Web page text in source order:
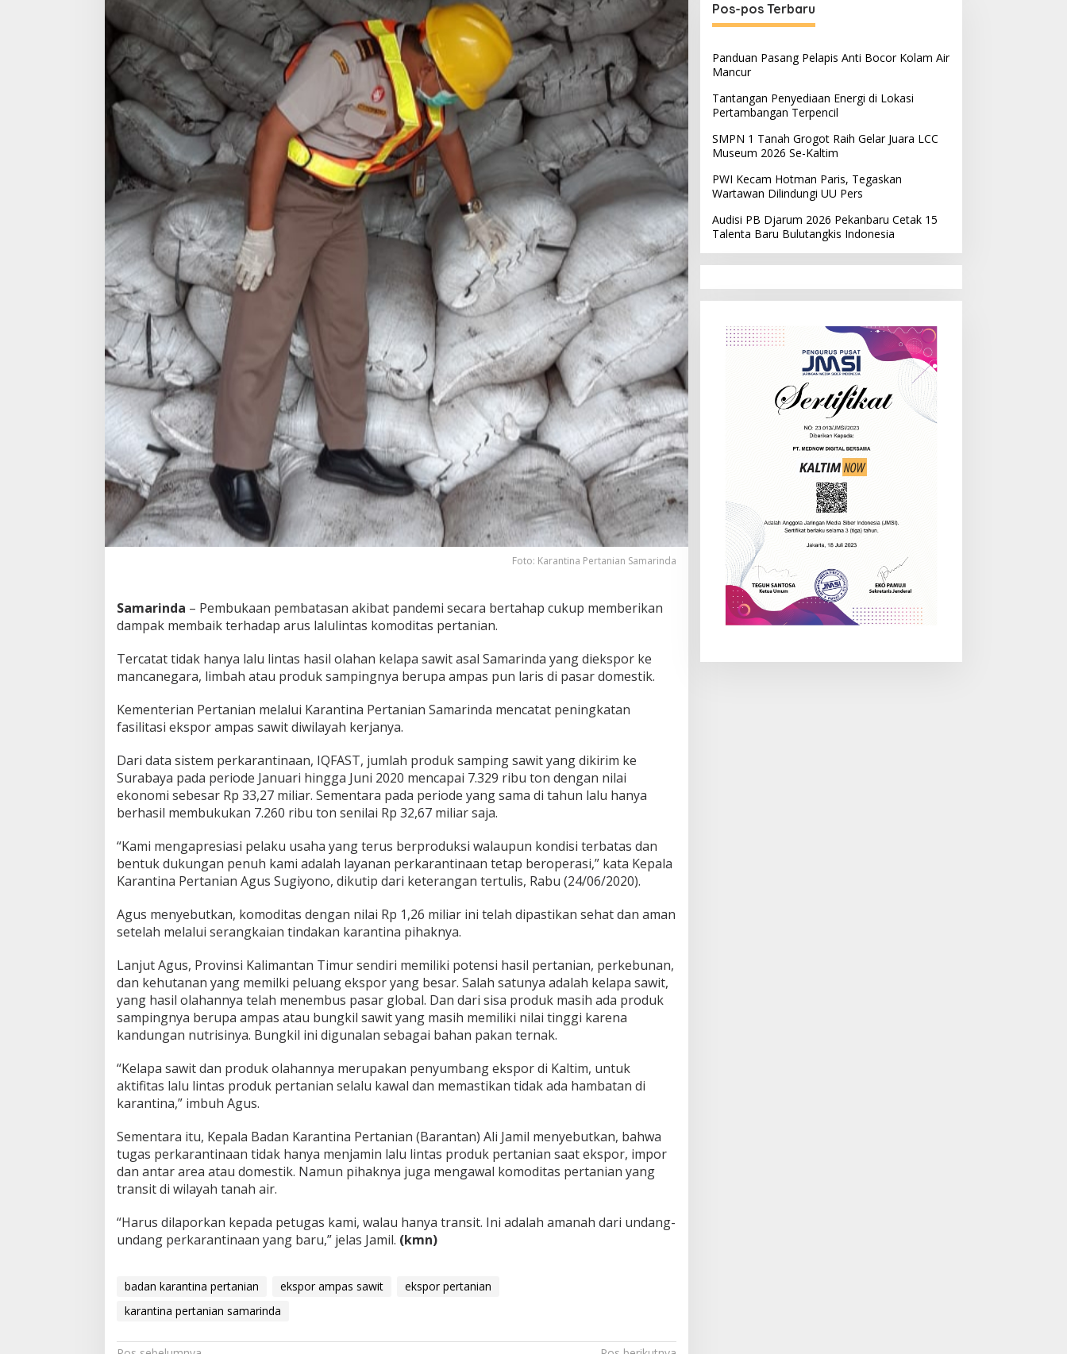
Foto: Karantina Pertanian Samarinda
Samarinda – Pembukaan pembatasan akibat pandemi secara bertahap cukup memberikan
dampak membaik terhadap arus lalulintas komoditas pertanian.
Tercatat tidak hanya lalu lintas hasil olahan kelapa sawit asal Samarinda yang diekspor ke
mancanegara, limbah atau produk sampingnya berupa ampas pun laris di pasar domestik.
Kementerian Pertanian melalui Karantina Pertanian Samarinda mencatat peningkatan
fasilitasi ekspor ampas sawit diwilayah kerjanya.
Dari data sistem perkarantinaan, IQFAST, jumlah produk samping sawit yang dikirim ke
Surabaya pada periode Januari hingga Juni 2020 mencapai 7.329 ribu ton dengan nilai
ekonomi sebesar Rp 33,27 miliar. Sementara pada periode yang sama di tahun lalu hanya
berhasil membukukan 7.260 ribu ton senilai Rp 32,67 miliar saja.
“Kami mengapresiasi pelaku usaha yang terus berproduksi walaupun kondisi terbatas dan
bentuk dukungan penuh kami adalah layanan perkarantinaan tetap beroperasi,” kata Kepala
Karantina Pertanian Agus Sugiyono, dikutip dari keterangan tertulis, Rabu (24/06/2020).
Agus menyebutkan, komoditas dengan nilai Rp 1,26 miliar ini telah dipastikan sehat dan aman
setelah melalui serangkaian tindakan karantina pihaknya.
Lanjut Agus, Provinsi Kalimantan Timur sendiri memiliki potensi hasil pertanian, perkebunan,
dan kehutanan yang memilki peluang ekspor yang besar. Salah satunya adalah kelapa sawit,
yang hasil olahannya telah menembus pasar global. Dan dari sisa produk masih ada produk
sampingnya berupa ampas atau bungkil sawit yang masih memiliki nilai tinggi karena
kandungan nutrisinya. Bungkil ini digunalan sebagai bahan pakan ternak.
“Kelapa sawit dan produk olahannya merupakan penyumbang ekspor di Kaltim, untuk
aktifitas lalu lintas produk pertanian selalu kawal dan memastikan tidak ada hambatan di
karantina,” imbuh Agus.
Sementara itu, Kepala Badan Karantina Pertanian (Barantan) Ali Jamil menyebutkan, bahwa
tugas perkarantinaan tidak hanya menjamin lalu lintas produk pertanian saat ekspor, impor
dan antar area atau domestik. Namun pihaknya juga mengawal komoditas pertanian yang
transit di wilayah tanah air.
“Harus dilaporkan kepada petugas kami, walau hanya transit. Ini adalah amanah dari undang-
undang perkarantinaan yang baru,” jelas Jamil. (kmn)
badan karantina pertanian ekspor ampas sawit
ekspor pertanian
karantina pertanian samarinda
Pos-pos Terbaru
Panduan Pasang Pelapis Anti Bocor Kolam Air
Mancur
Tantangan Penyediaan Energi di Lokasi
Pertambangan Terpencil
SMPN 1 Tanah Grogot Raih Gelar Juara LCC
Museum 2026 Se-Kaltim
PWI Kecam Hotman Paris, Tegaskan
Wartawan Dilindungi UU Pers
Audisi PB Djarum 2026 Pekanbaru Cetak 15
Talenta Baru Bulutangkis Indonesia